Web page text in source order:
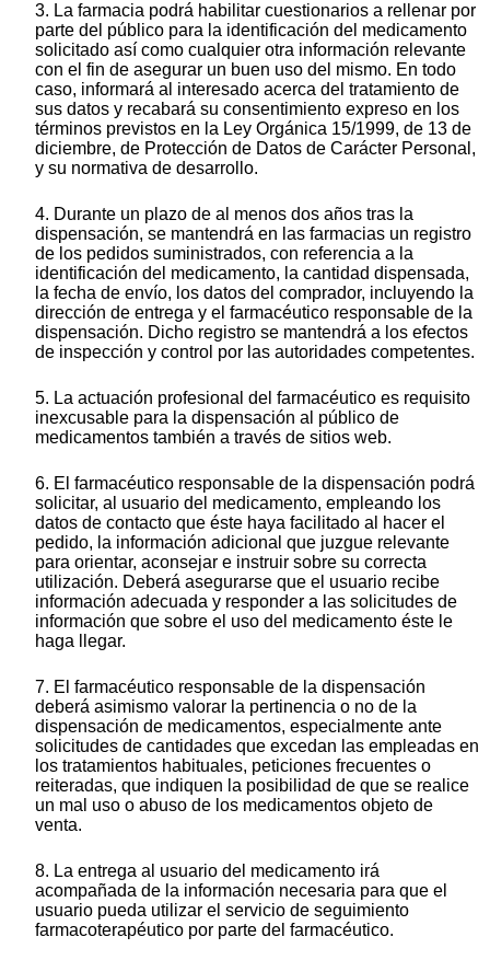
3. La farmacia podrá habilitar cuestionarios a rellenar por
parte del público para la identificación del medicamento
solicitado así como cualquier otra información relevante
con el fin de asegurar un buen uso del mismo. En todo
caso, informará al interesado acerca del tratamiento de
sus datos y recabará su consentimiento expreso en los
términos previstos en la Ley Orgánica 15/1999, de 13 de
diciembre, de Protección de Datos de Carácter Personal,
y su normativa de desarrollo.
4. Durante un plazo de al menos dos años tras la
dispensación, se mantendrá en las farmacias un registro
de los pedidos suministrados, con referencia a la
identificación del medicamento, la cantidad dispensada,
la fecha de envío, los datos del comprador, incluyendo la
dirección de entrega y el farmacéutico responsable de la
dispensación. Dicho registro se mantendrá a los efectos
de inspección y control por las autoridades competentes.
5. La actuación profesional del farmacéutico es requisito
inexcusable para la dispensación al público de
medicamentos también a través de sitios web.
6. El farmacéutico responsable de la dispensación podrá
solicitar, al usuario del medicamento, empleando los
datos de contacto que éste haya facilitado al hacer el
pedido, la información adicional que juzgue relevante
para orientar, aconsejar e instruir sobre su correcta
utilización. Deberá asegurarse que el usuario recibe
información adecuada y responder a las solicitudes de
información que sobre el uso del medicamento éste le
haga llegar.
7. El farmacéutico responsable de la dispensación
deberá asimismo valorar la pertinencia o no de la
dispensación de medicamentos, especialmente ante
solicitudes de cantidades que excedan las empleadas en
los tratamientos habituales, peticiones frecuentes o
reiteradas, que indiquen la posibilidad de que se realice
un mal uso o abuso de los medicamentos objeto de
venta.
8. La entrega al usuario del medicamento irá
acompañada de la información necesaria para que el
usuario pueda utilizar el servicio de seguimiento
farmacoterapéutico por parte del farmacéutico.